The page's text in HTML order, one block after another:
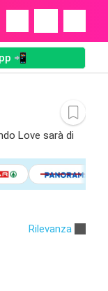
📲
Love sarà di
Rilevanza